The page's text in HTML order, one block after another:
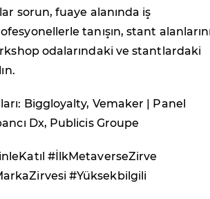
sorun, fuaye alanında iş
tanışın, stant
odalarındaki ve stantlardaki
Biggloyalty, Vemaker | Panel
Dx, Publicis Groupe
#İlkMetaverseZirve
#Yüksekbilgili